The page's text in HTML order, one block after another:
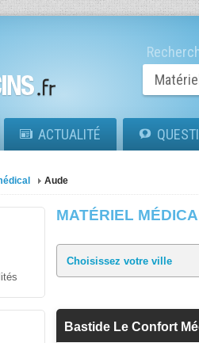
ACTUALITÉ
Aude
MATÉRIEL
Bastide Le Confort